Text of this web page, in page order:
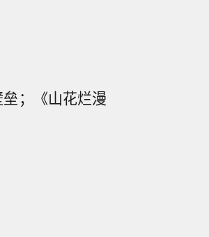
；《山花烂漫